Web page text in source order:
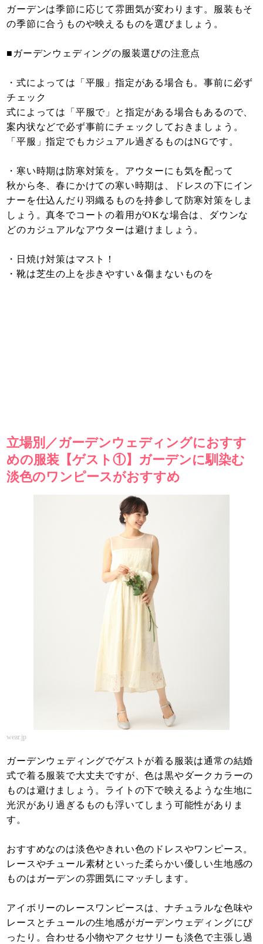
ガーデンは季節に応じて雰囲気が変わります。服装もそ
の季節に合うものや映えるものを選びましょう。
■ガーデンウェディングの服装選びの注意点
・式によっては「平服」指定がある場合も。事前に必ず
チェック
式によっては「平服で」と指定がある場合もあるので、
案内状などで必ず事前にチェックしておきましょう。
「平服」指定でもカジュアル過ぎるものはNGです。
・寒い時期は防寒対策を。アウターにも気を配って
秋から冬、春にかけての寒い時期は、ドレスの下にイン
ナーを仕込んだり羽織るものを持参して防寒対策をしま
しょう。真冬でコートの着用がOKな場合は、ダウンな
どのカジュアルなアウターは避けましょう。
・日焼け対策はマスト！
・靴は芝生の上を歩きやすい＆傷まないものを
立場別／ガーデンウェディングにおすす
めの服装【ゲスト①】ガーデンに馴染む
淡色のワンピースがおすすめ
wear.jp
ガーデンウェディングでゲストが着る服装は通常の結婚
式で着る服装で大丈夫ですが、色は黒やダークカラーの
ものは避けましょう。ライトの下で映えるような生地に
光沢があり過ぎるものも浮いてしまう可能性がありま
す。
おすすめなのは淡色やきれい色のドレスやワンピース。
レースやチュール素材といった柔らかい優しい生地感の
ものはガーデンの雰囲気にマッチします。
アイボリーのレースワンピースは、ナチュラルな色味や
レースとチュールの生地感がガーデンウェディングにぴ
ったり。合わせる小物やアクセサリーも淡色で主張し過